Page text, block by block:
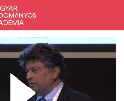
Tartalom kihagyása